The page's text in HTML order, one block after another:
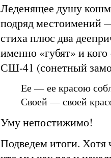
Леденящее душу
подряд местоимений
стиха плюс два
именно «губят» и
СШ-41 (сонетный
Ее — ее красою
Своей — своей
Уму непостижимо!
Подведем итоги. Хотя